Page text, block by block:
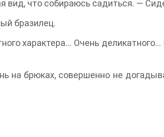
вид, что собираюсь садиться. —
бразилец.
характера… Очень
на брюках, совершенно не